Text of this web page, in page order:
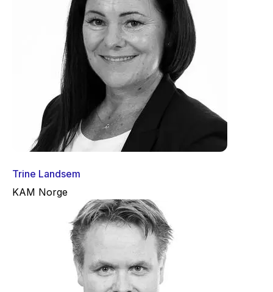
Trine Landsem
KAM Norge